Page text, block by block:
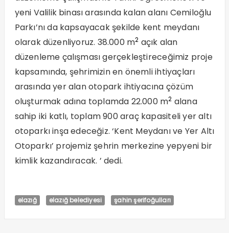
yeni Valilik binası arasında kalan alanı Cemiloğlu
Parkı’nı da kapsayacak şekilde kent meydanı
olarak düzenliyoruz. 38.000 m2 açık alan
düzenleme çalışması gerçekleştireceğimiz proje
kapsamında, şehrimizin en önemli ihtiyaçları
arasında yer alan otopark ihtiyacına çözüm
oluşturmak adına toplamda 22.000 m2 alana
sahip iki katlı, toplam 900 araç kapasiteli yer altı
otoparkı inşa edeceğiz. ‘Kent Meydanı ve Yer Altı
Otoparkı’ projemiz şehrin merkezine yepyeni bir
kimlik kazandıracak. ’ dedi.
elazığ elazığ belediyesi şahin şerifoğulları